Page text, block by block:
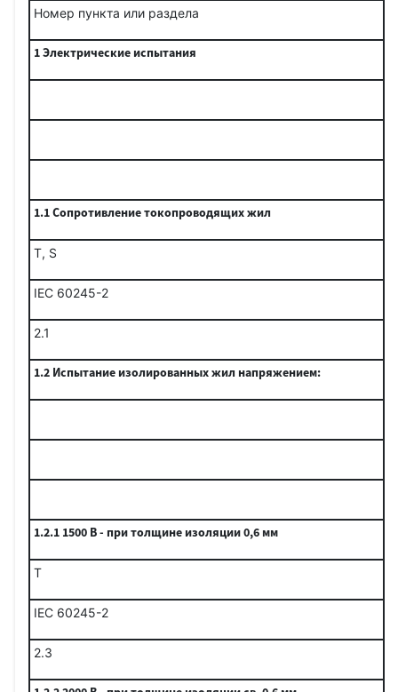
Номер пункта или раздела
1Электрические испытания
1.1 Сопротивление токопроводящих жил
Т, S
IEC 60245-2
2.1
1.2 Испытание изолированных жил напряжением:
1.2.1 1500 В - при толщине изоляции 0,6 мм
Т
IEC 60245-2
2.3